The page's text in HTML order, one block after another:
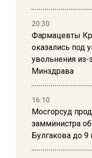
20:30
Фармацевты
оказались под
увольнения из-
Минздрава
16:10
Мосгорсуд
замминистра
Булгакова до 9